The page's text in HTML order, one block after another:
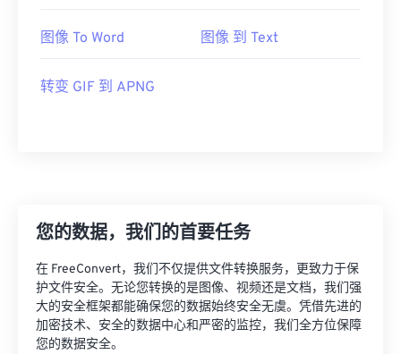
图像 To Word 图像 到 Text
转变 GIF 到 APNG
您的数据，我们的首要任务
在 FreeConvert，我们不仅提供文件转换服务，更致力于保
护文件安全。无论您转换的是图像、视频还是文档，我们强
大的安全框架都能确保您的数据始终安全无虞。凭借先进的
加密技术、安全的数据中心和严密的监控，我们全方位保障
您的数据安全。